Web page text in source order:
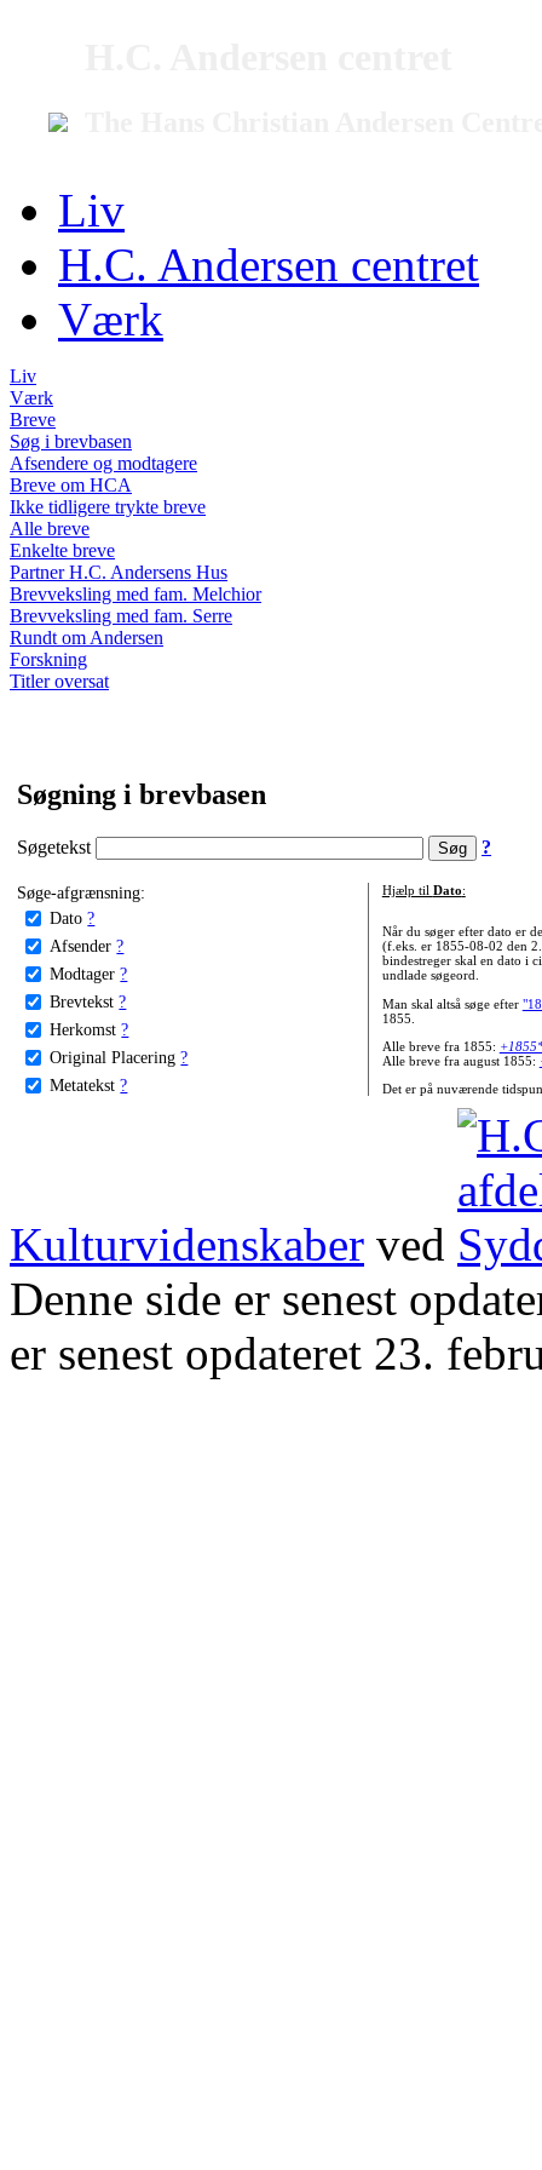
Liv
H.C. Andersen centret
Værk
Liv
Værk
Breve
Søg i brevbasen
Afsendere og modtagere
Breve om HCA
Ikke tidligere trykte breve
Alle breve
Enkelte breve
Partner H.C. Andersens Hus
Brevveksling med fam. Melchior
Brevveksling med fam. Serre
Rundt om Andersen
Forskning
Titler oversat
Søgning i brevbasen
Søgetekst ?
Søge-afgrænsning:
Dato ?
Afsender ?
Modtager ?
Brevtekst ?
Herkomst ?
Original Placering ?
Metatekst ?
Hjælp til Dato:
Når du søger efter dato er
(f.eks. er 1855-08-02 den
bindestreger skal en dato i
undlade søgeord.
Man skal altså søge efter
1855.
Alle breve fra 1855:
Alle breve fra august 1855:
Det er på nuværende
Kulturvidenskaber ved
Denne side er senest
er senest opdateret 23.